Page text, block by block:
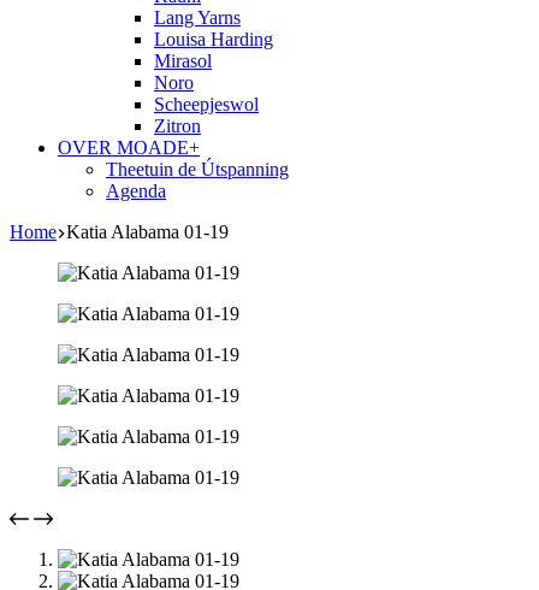
Lang Yarns
Louisa Harding
Mirasol
Noro
Scheepjeswol
Zitron
OVER MOADE+
Theetuin de Útspanning
Agenda
Home Katia Alabama 01-19